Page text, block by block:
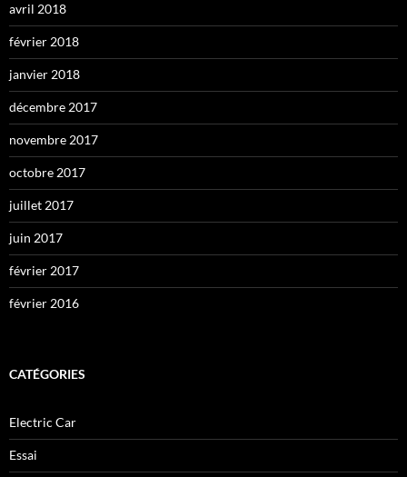
avril 2018
février 2018
janvier 2018
décembre 2017
novembre 2017
octobre 2017
juillet 2017
juin 2017
février 2017
février 2016
CATÉGORIES
Electric Car
Essai